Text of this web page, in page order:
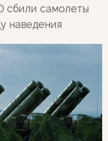
сбили самолеты
наведения